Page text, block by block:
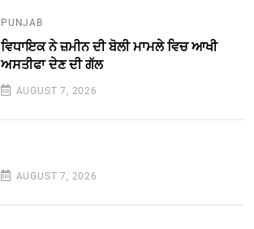
PUNJAB
ਵਿਧਾਇਕ ਨੇ ਜ਼ਮੀਨ ਦੀ ਬੋਲੀ ਮਾਮਲੇ ਵਿਚ ਆਖੀ
ਅਸਤੀਫਾ ਦੇਣ ਦੀ ਗੱਲ
AUGUST 7, 2026
AUGUST 7, 2026